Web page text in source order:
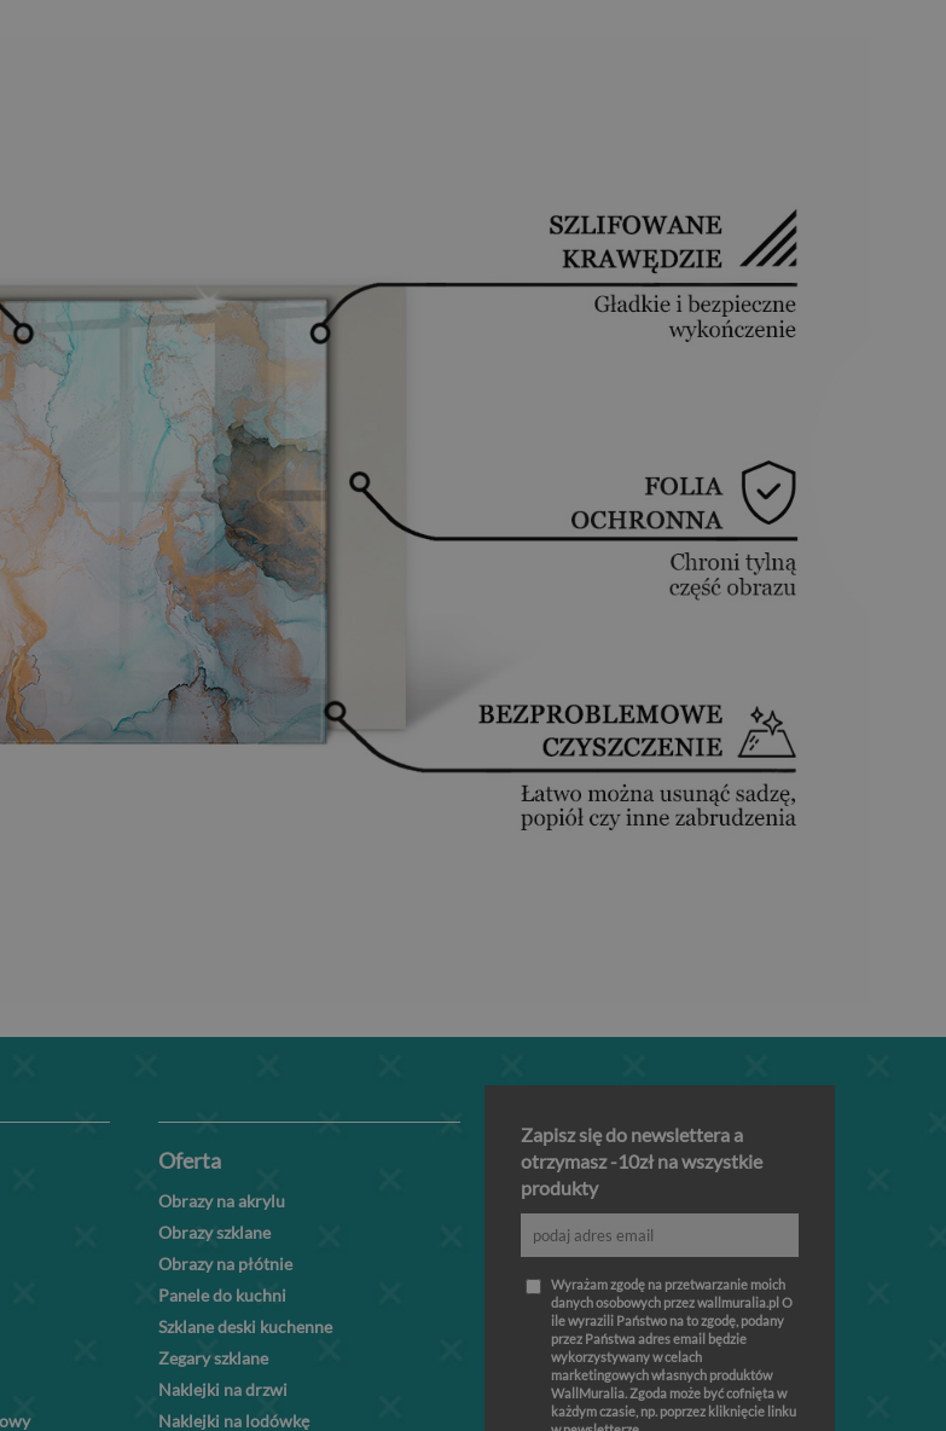
Oferta
Obrazy na akrylu
Obrazy szklane
Obrazy na płótnie
Panele do kuchni
Szklane deski kuchenne
Zegary szklane
Naklejki na drzwi
Naklejki na lodówkę
Zapisz się do newslettera a
otrzymasz -10zł na wszystkie
produkty
Wyrażam zgodę na przetwarzanie moich
danych osobowych przez wallmuralia.pl O
ile wyrazili Państwo na to zgodę, podany
przez Państwa adres email będzie
wykorzystywany w celach
marketingowych własnych produktów
WallMuralia. Zgoda może być cofnięta w
każdym czasie, np. poprzez kliknięcie linku